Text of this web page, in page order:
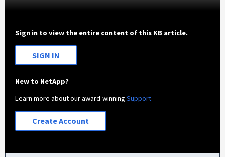
Sign in to view the entire content of this KB article.
SIGN IN
New to NetApp?
Learn more about our award-winningSupport
Create Account